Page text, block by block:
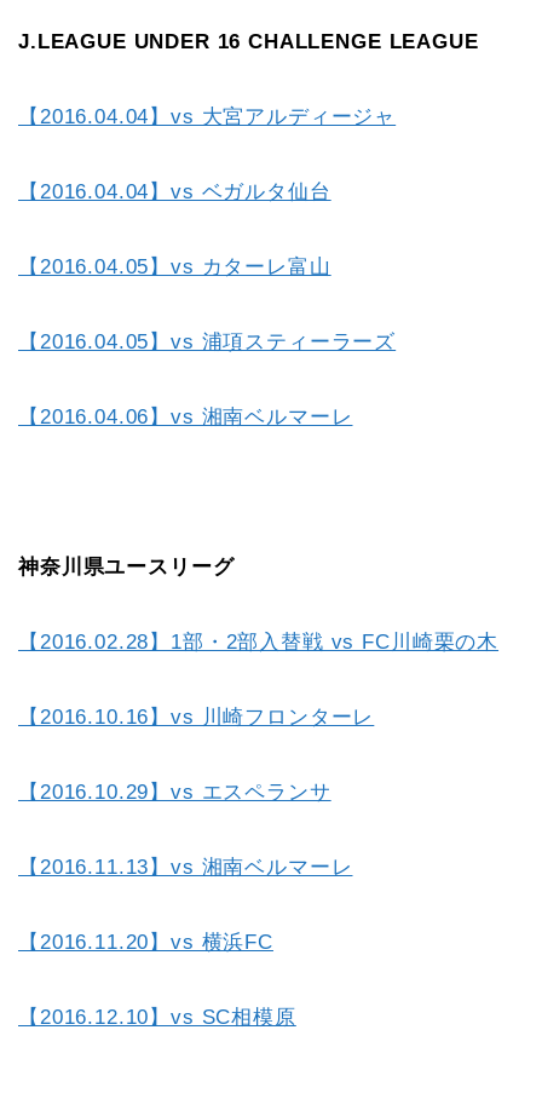
J.LEAGUE UNDER 16 CHALLENGE LEAGUE
【2016.04.04】vs 大宮アルディージャ
【2016.04.04】vs ベガルタ仙台
【2016.04.05】vs カターレ富山
【2016.04.05】vs 浦項スティーラーズ
【2016.04.06】vs 湘南ベルマーレ
神奈川県ユースリーグ
【2016.02.28】1部・2部入替戦 vs FC川崎栗の木
【2016.10.16】vs 川崎フロンターレ
【2016.10.29】vs エスペランサ
【2016.11.13】vs 湘南ベルマーレ
【2016.11.20】vs 横浜FC
【2016.12.10】vs SC相模原